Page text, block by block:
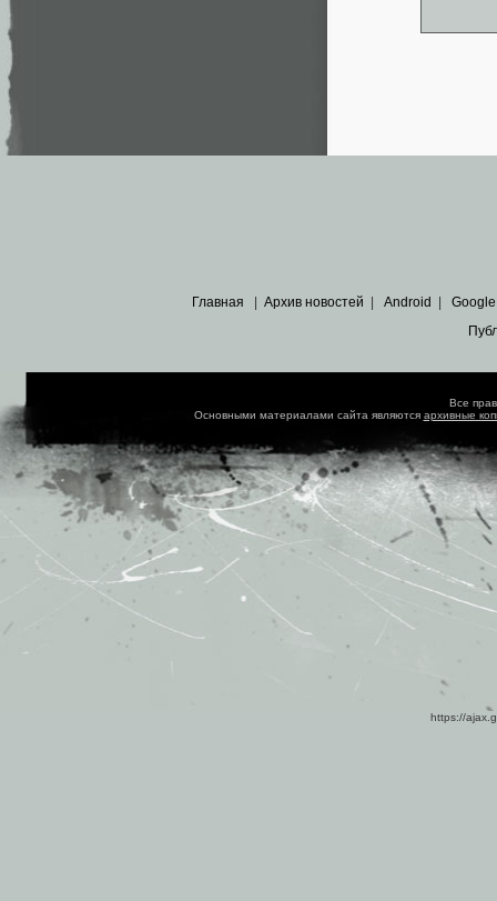
Главная | Архив новостей | Android | Google
Все
Основными материалами сайта являются архивные
https://